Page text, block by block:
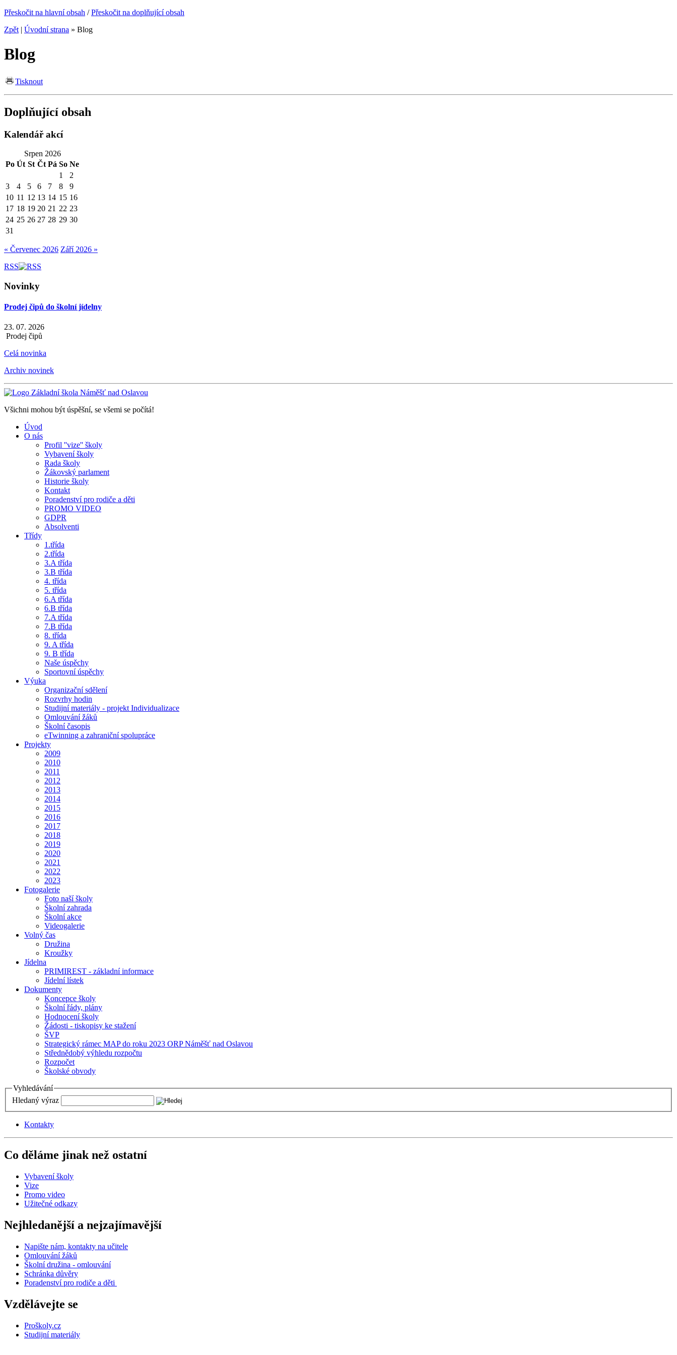
Přeskočit na hlavní obsah /Přeskočit na doplňující obsah
Zpět | Úvodní strana » Blog
Blog
Tisknout
Doplňující obsah
Kalendář akcí
Srpen 2026
Po Út St Čt Pá So Ne
1
2
3
4 5 6 7 8
9
10 11 12 13 14 15 16
17 18 19 20 21 22 23
24 25 26 27 28 29 30
31
« Červenec 2026 Září 2026 »
RSS
Novinky
Prodej čipů do školní jídelny
23. 07. 2026
Prodej čipů
Celá novinka
Archiv novinek
Všichni mohou být úspěšní, se všemi se počítá!
Úvod
O nás
Profil ''vize'' školy
Vybavení školy
Rada školy
Žákovský parlament
Historie školy
Kontakt
Poradenství pro rodiče a děti
PROMO VIDEO
GDPR
Absolventi
Třídy
1.třída
2.třída
3.A třída
3.B třída
4. třída
5. třída
6.A třída
6.B třída
7.A třída
7.B třída
8. třída
9. A třída
9. B třída
Naše úspěchy
Sportovní úspěchy
Výuka
Organizační sdělení
Rozvrhy hodin
Studijní materiály - projekt Individualizace
Omlouvání žáků
Školní časopis
eTwinning a zahraniční spolupráce
Projekty
2009
2010
2011
2012
2013
2014
2015
2016
2017
2018
2019
2020
2021
2022
2023
Fotogalerie
Foto naší školy
Školní zahrada
Školní akce
Videogalerie
Volný čas
Družina
Kroužky
Jídelna
PRIMIREST - základní informace
Jídelní lístek
Dokumenty
Koncepce školy
Školní řády, plány
Hodnocení školy
Žádosti - tiskopisy ke stažení
ŠVP
Strategický rámec MAP do roku 2023 ORP Náměšť nad Oslavou
Střednědobý výhledu rozpočtu
Rozpočet
Školské obvody
Vyhledávání
Hledaný výraz
Kontakty
Co děláme jinak než ostatní
Vybavení školy
Vize
Promo video
Užitečné odkazy
Nejhledanější a nejzajímavější
Napište nám, kontakty na učitele
Omlouvání žáků
Školní družina - omlouvání
Schránka důvěry
Poradenství pro rodiče a děti
Vzdělávejte se
Proškoly.cz
Studijní materiály